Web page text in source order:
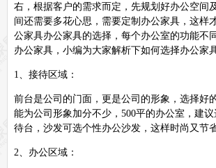
办公家具资讯
格创动态
行业动态 家具常识 荣誉资质 客户见证
走进格创家具
右，根据客户的需求而定，先规划好办公空间
间还需要多花心思，需要定制办公家具，这样
公家具办公家具的选择，每个办公室的功能不
办公家具，小编为大家解析下如何选择办公家具
1、接待区域：
前台是公司的门面，更是公司的形象，选择好
能为公司形象加分不少，500平的办公室，建
待台，沙发可选个性办公沙发，这样时尚又节
2、办公区域：